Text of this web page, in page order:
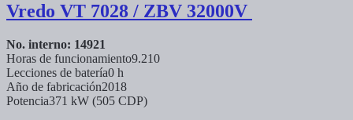
Vredo VT 7028 / ZBV 32000V
No. interno: 14921
Horas de funcionamiento9.210
Lecciones de batería0 h
Año de fabricación2018
Potencia371 kW (505 CDP)